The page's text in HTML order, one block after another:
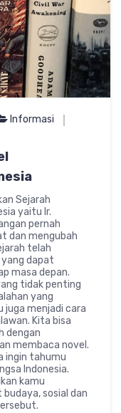
Informasi
Sejarah
yaitu Ir.
pernah
dan mengubah
telah
yang dapat
masa depan.
tidak penting
yang
juga menjadi cara
Kita bisa
dengan
membaca novel.
ingin tahumu
Indonesia.
kamu
sosial dan